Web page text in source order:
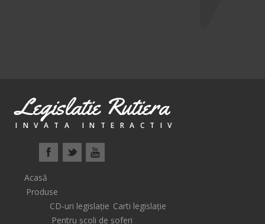
Legislatie Rutiera
INVATA INTERACTIV
Acasă
Produse
CD-uri legislație Carti legislație
Pentru școli de șoferi